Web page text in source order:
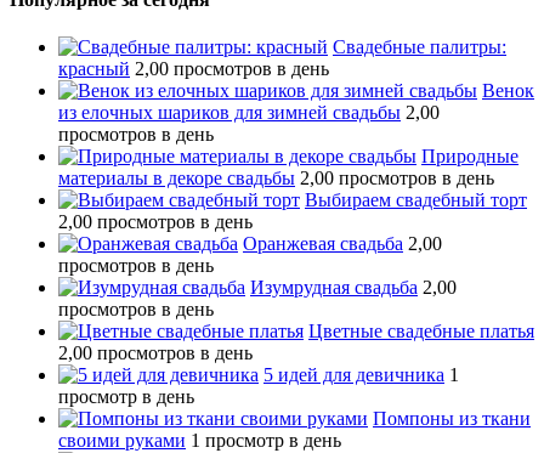
Свадебные палитры:
красный 2,00 просмотров в день
Венок
из елочных шариков для зимней свадьбы 2,00
просмотров в день
Природные
материалы в декоре свадьбы 2,00 просмотров в день
Выбираем свадебный торт
2,00 просмотров в день
Оранжевая свадьба 2,00
просмотров в день
Изумрудная свадьба 2,00
просмотров в день
Цветные свадебные платья
2,00 просмотров в день
5 идей для девичника 1
просмотр в день
Помпоны из ткани
своими руками 1 просмотр в день